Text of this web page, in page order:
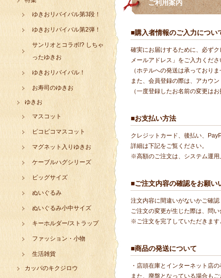
ご利用案内
■購入者情報のご入力につい
確実にお届けするために、必ず
メールアドレス」をご入力くださ
（ホテルへの発送は承っており
また、会員登録の際は、アカウ
（一度登録したお名前の変更は
■お支払い方法
クレジットカード、後払い、
詳細は下記をご覧ください。
※高額のご注文は、システム運
■ご注文内容の確認をお願い
注文内容に間違いがないかご確
ご注文の変更が生じた際は、問
※ご注文を完了していただきます
■商品の発送について
・店頭在庫とインターネット店
また、廃盤となっている場合も
ゆきおリバイバル第3段！
ゆきおリバイバル第2弾！
サンリオとコラボ!? しちゃ
ったゆきお
ゆきおリバイバル！
お寿司のゆきお
ゆきお
マスコット
ピコピコマスコット
マグネット入りゆきお
ケーブルハグシリーズ
ビッグサイズ
ぬいぐるみ
ぬいぐるみ小中サイズ
キーホルダー/ストラップ
ファッション・小物
生活雑貨
カッパのキクジロウ